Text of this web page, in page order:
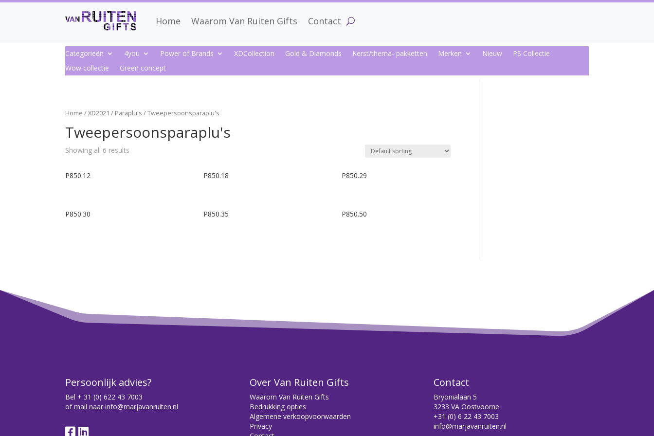
Home Waarom Van Ruiten Gifts Contact
Categorieën 4you Power of Brands XDCollection Gold & Diamonds Kerst/thema- pakketten Merken Nieuw
PS Collectie
Wow collectie
Green concept
Home /XD2021 / Paraplu's / Tweepersoonsparaplu's
Tweepersoonsparaplu's
Showing all 6 results
P850.12 P850.18 P850.29
P850.30 P850.35 P850.50
Persoonlijk advies?
Bel + 31 (0) 622 43 7003
of mail naarinfo@marjavanruiten.nl
Over Van Ruiten Gifts
Waarom Van Ruiten Gifts
Bedrukking opties
Algemene verkoopvoorwaarden
Privacy
Contact
Bryonialaan 5
3233 VA Oostvoorne
+31 (0) 6 22 43 7003
info@marjavanruiten.nl